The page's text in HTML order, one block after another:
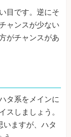
目です。逆にそ
ャンスが少ない
がチャンスがあ
タ系をメインに
スしましょう。
いますが、ハタ